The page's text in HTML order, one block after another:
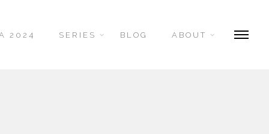
2024 SERIES BLOG ABOUT